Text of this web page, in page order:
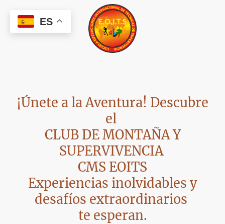
¡Únete a la Aventura! Descubre
el
CLUB DE MONTAÑA Y
SUPERVIVENCIA
CMS EOITS
Experiencias inolvidables y
desafíos extraordinarios
te esperan.
ES